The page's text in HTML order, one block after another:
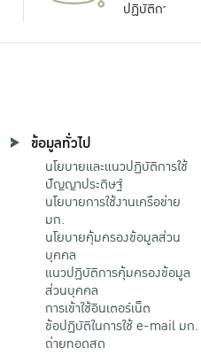
ปฏิบัติการ
ข้อมูลทั่วไป
นโยบายและแนวปฏิบัติการใช้
ปัญญาประดิษฐ์
นโยบายการใช้งานเครือข่าย
มก.
นโยบายคุ้มครองข้อมูลส่วน
บุคคล
แนวปฏิบัติการคุ้มครองข้อมูล
ส่วนบุคคล
การเข้าใช้อินเตอร์เน็ต
ข้อปฏิบัติในการใช้ e-mail มก.
ถ่ายทอดสด